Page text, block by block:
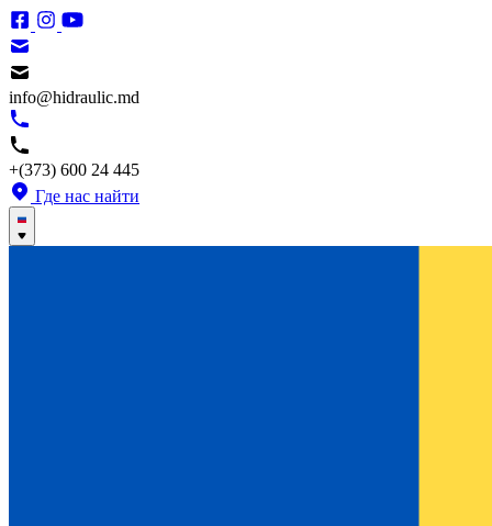
info@hidraulic.md
+(373) 600 24 445
Где нас найти